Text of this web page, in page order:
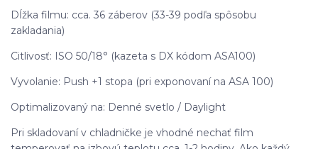
Dĺžka filmu: cca. 36 záberov (33-39 podľa spôsobu
zakladania)
Citlivosť: ISO 50/18° (kazeta s DX kódom ASA100)
Vyvolanie: Push +1 stopa (pri exponovaní na ASA 100)
Optimalizovaný na: Denné svetlo / Daylight
Pri skladovaní v chladničke je vhodné nechať film